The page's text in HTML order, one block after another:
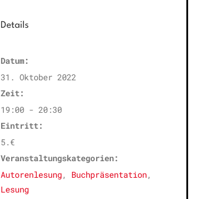
Details
Datum:
31. Oktober 2022
Zeit:
19:00 - 20:30
Eintritt:
5.€
Veranstaltungskategorien:
Autorenlesung, Buchpräsentation,
Lesung